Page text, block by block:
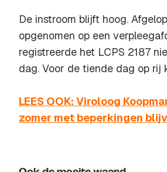
De instroom blijft hoog.
opgenomen op een
registreerde het LCPS 2187
dag. Voor de tiende dag op
LEES OOK: Viroloog
zomer met beperkingen